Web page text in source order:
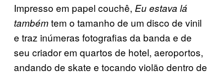
Impresso em papel couchê, Eu estava lá
tambémtem o tamanho de um disco de vinil
e traz inúmeras fotografias da banda e de
seu criador em quartos de hotel, aeroportos,
andando de skate e tocando violão dentro de